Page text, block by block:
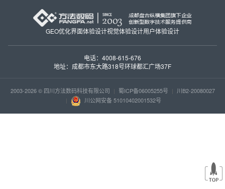
GEO优化界面体验设计视觉体验设计用户体验设计
电话：4008-615-676
地址：成都市东大路318号环球都汇广场37F
2003-2026 © 四川方法数码科技有限公司 | 蜀ICP备06005255号 | 川B2-20080027
|
川公网安备 51010402001532号